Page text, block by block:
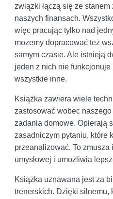
związki łączą się ze
naszych finansach.
więc pracując tylko nad
możemy dopracować też
samym czasie. Ale istnieją
jeden z nich nie funkcjonuje
wszystkie inne.
Książka zawiera wiele
zastosować wobec
zadania domowe. Opierają
zasadniczym pytaniu, które
przeanalizować. To zmusza
umysłowej i umożliwia
Książka uznawana jest za
trenerskich. Dzięki silnemu,